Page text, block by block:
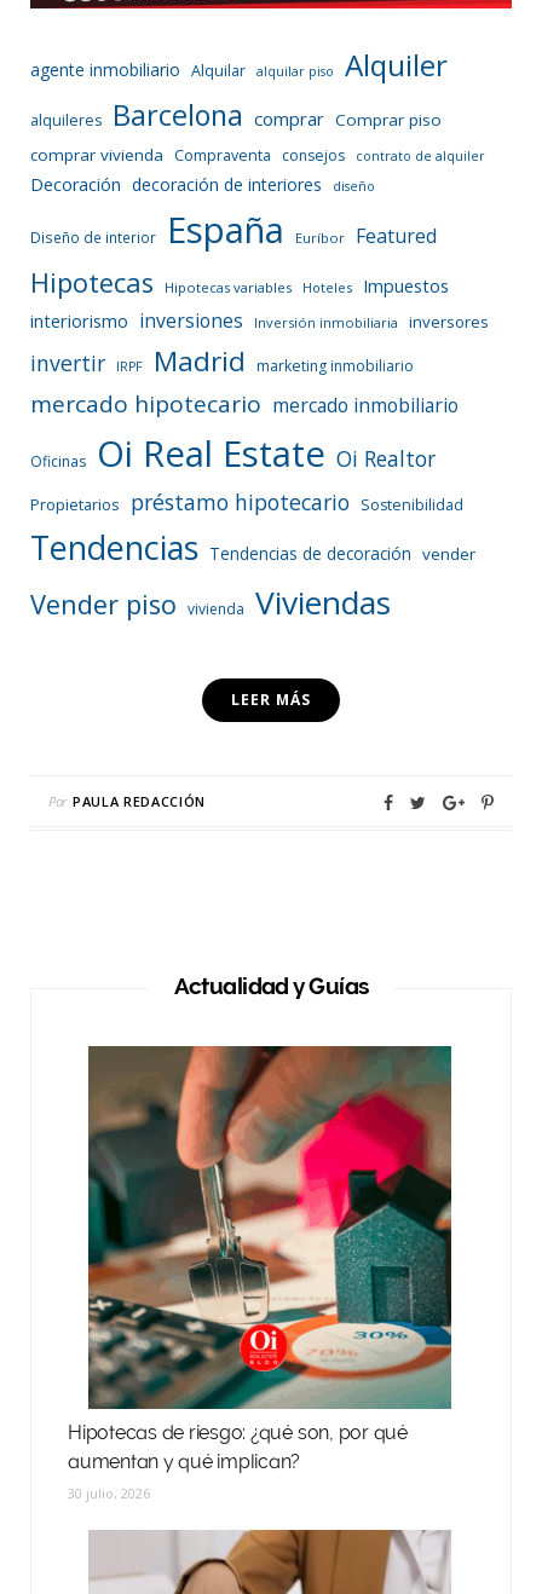
agente inmobiliario Alquilar alquilar piso Alquiler
alquileres Barcelona comprar Comprar piso
comprar vivienda
Compraventa consejos contrato de alquiler
Decoración decoración de interiores diseño
Diseño de interior España Euríbor Featured
Hipotecas Hipotecas variables Hoteles
Impuestos
interiorismo inversiones Inversión inmobiliaria inversores
invertir IRPF Madrid marketing inmobiliario
mercado hipotecario mercado inmobiliario
Oficinas Oi Real Estate Oi Realtor
Propietarios préstamo hipotecario Sostenibilidad
Tendencias Tendencias de decoración vender
Vender piso vivienda Viviendas
LEER MÁS
Por PAULA REDACCIÓN
Actualidad y Guías
Hipotecas de riesgo: ¿qué son, por qué
aumentan y qué implican?
30 julio, 2026